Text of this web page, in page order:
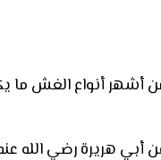
أشهر أنواع الغش ما
أبي هريرة رضي الله